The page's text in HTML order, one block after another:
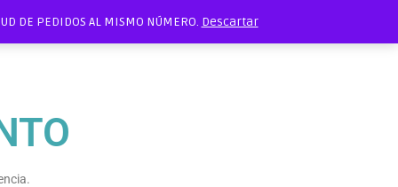
DE PEDIDOS AL MISMO NÚMERO. Descartar